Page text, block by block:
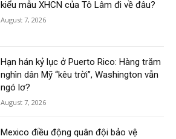
kiểu mẫu XHCN của Tô Lâm đi về đâu?
August 7, 2026
Hạn hán kỷ lục ở Puerto Rico: Hàng trăm
nghìn dân Mỹ “kêu trời”, Washington vẫn
ngó lơ?
August 7, 2026
Mexico điều động quân đội bảo vệ